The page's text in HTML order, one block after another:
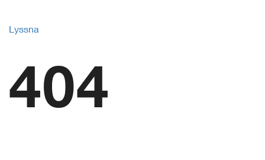
Lyssna
404